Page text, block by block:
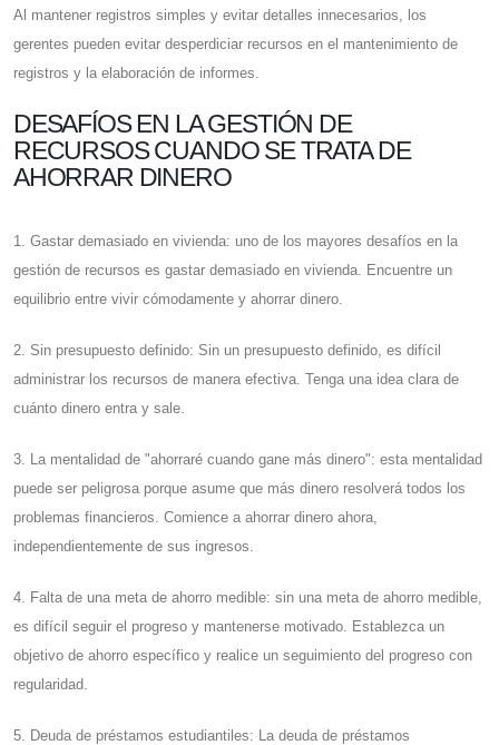
Al mantener registros simples y evitar detalles innecesarios, los
gerentes pueden evitar desperdiciar recursos en el mantenimiento de
registros y la elaboración de informes.
DESAFÍOS EN LA GESTIÓN DE
RECURSOS CUANDO SE TRATA DE
AHORRAR DINERO
1. Gastar demasiado en vivienda: uno de los mayores desafíos en la
gestión de recursos es gastar demasiado en vivienda. Encuentre un
equilibrio entre vivir cómodamente y ahorrar dinero.
2. Sin presupuesto definido: Sin un presupuesto definido, es difícil
administrar los recursos de manera efectiva. Tenga una idea clara de
cuánto dinero entra y sale.
3. La mentalidad de "ahorraré cuando gane más dinero": esta mentalidad
puede ser peligrosa porque asume que más dinero resolverá todos los
problemas financieros. Comience a ahorrar dinero ahora,
independientemente de sus ingresos.
4. Falta de una meta de ahorro medible: sin una meta de ahorro medible,
es difícil seguir el progreso y mantenerse motivado. Establezca un
objetivo de ahorro específico y realice un seguimiento del progreso con
regularidad.
5. Deuda de préstamos estudiantiles: La deuda de préstamos